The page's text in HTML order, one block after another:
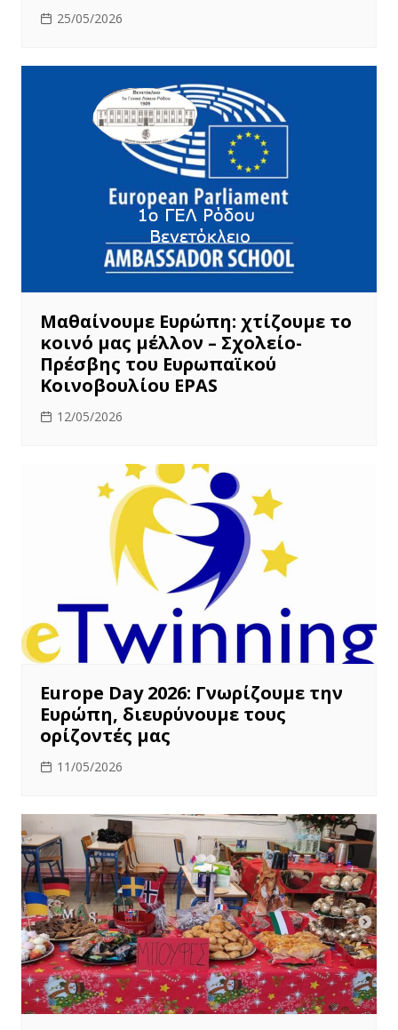
25/05/2026
Μαθαίνουμε Ευρώπη: χτίζουμε το
κοινό μας μέλλον – Σχολείο-
Πρέσβης του Ευρωπαϊκού
Κοινοβουλίου EPAS
12/05/2026
Europe Day 2026: Γνωρίζουμε την
Ευρώπη, διευρύνουμε τους
ορίζοντές μας
11/05/2026